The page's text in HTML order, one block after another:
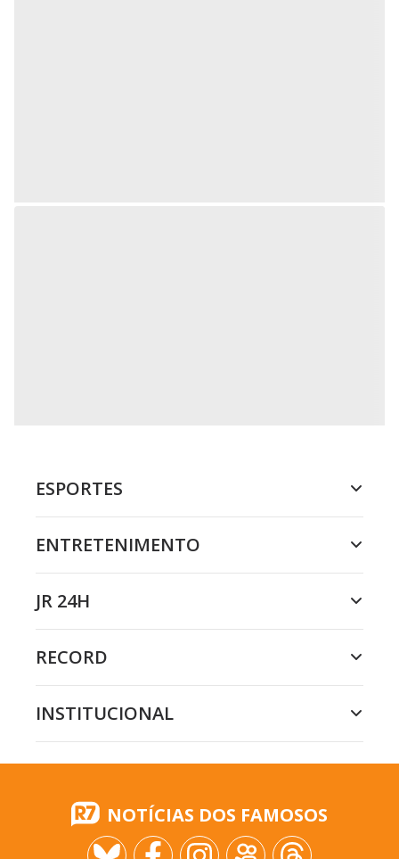
ESPORTES
ENTRETENIMENTO
JR 24H
RECORD
INSTITUCIONAL
NOTÍCIAS DOS FAMOSOS